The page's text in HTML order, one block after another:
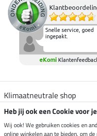
Snelle service, goed
ingepakt.
eKomi
Klimaatneutrale shop
Verzending per
Heb jij ook een Cookie voor
Wij ook! We gebruiken cookies en
online winkelen aan te bieden, om